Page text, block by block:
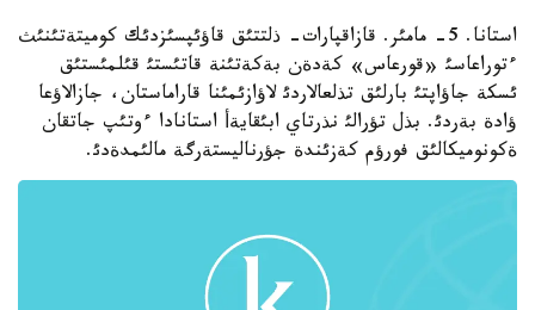
استانا. 5- مامئر. قازاقپارات- ذلتتئق قاؤئپسئزدئك كوميتةتئنئث
ءتوراعاسئ «قورعاس» كةدةن بةكةتئنة قاتئستئ قئلمئستئق
ئسكة جاؤاپتئ بارلئق تذلعالاردئ لاؤازئمئنا قاراماستان، جازالاؤعا
ؤادة بةردئ. بذل تؤرالئ نذرتاي ابئقايةأ استانادا ءوتئپ جاتقان
ةكونوميكالئق فورؤم كةزئندة جؤرناليستةرگة مالئمدةدئ.